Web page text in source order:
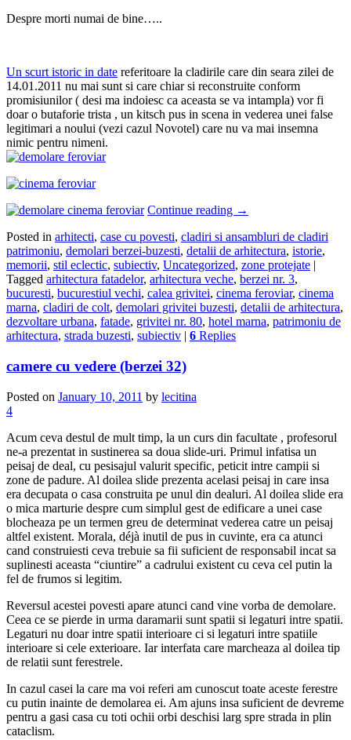
Despre morti numai de bine…..
Un scurt istoric in date referitoare la cladirile care din seara zilei de
14.01.2011 nu mai sunt si care chiar si reconstruite conform
promisiunilor ( desi ma indoiesc ca aceasta se va intampla) vor fi
doar o butaforie trista , un kitsch pus in scena in vederea unei false
legitimari a noului (vezi cazul Novotel) care nu va mai insemna
nimic pentru nimeni.
Continue reading →
Posted in arhitecti, case cu povesti, cladiri si ansambluri de cladiri
patrimoniu, demolari berzei-buzesti, detalii de arhitectura, istorie,
memorii, stil eclectic, subiectiv, Uncategorized, zone protejate |
Tagged arhitectura fatadelor, arhitectura veche, berzei nr. 3,
bucuresti, bucurestiul vechi, calea grivitei, cinema feroviar, cinema
marna, cladiri de colt, demolari grivitei buzesti, detalii de arhitectura,
dezvoltare urbana, fatade, grivitei nr. 80, hotel marna, patrimoniu de
arhitectura, strada buzesti, subiectiv | 6 Replies
camere cu vedere (berzei 32)
Posted on January 10, 2011 by lecitina
4
Acum ceva destul de mult timp, la un curs din facultate , profesorul
ne-a prezentat in sustinerea sa doua slide-uri. Primul infatisa un
peisaj de deal, cu pesisajul valurit specific, peticit intre campii si
zone de padure. Al doilea slide prezenta acelasi peisaj in care insa
era decupata o casa construita pe unul din dealuri. Al doilea slide era
o mica marturie despre cum simplul gest de edificare a unei case
blocheaza pe un termen greu de determinat vederea catre un peisaj
altfel existent. Morala, déjà inutil de pus in cuvinte, era ca atunci
cand construiesti ceva trebuie sa fii suficient de responsabil incat sa
suplinesti aceasta “ciuntire” a cadrului existent cu ceva cel putin la
fel de frumos si legitim.
Reversul acestei povesti apare atunci cand vine vorba de demolare.
Ceea ce se pierde in urma daramarii sunt spatii si legaturi intre spatii.
Legaturi nu doar intre spatii interioare ci si legaturi intre spatiile
interioare si cele exterioare. Iar interfata care marcheaza al doilea tip
de relatii sunt ferestrele.
In cazul casei la care ma voi referi am cunoscut toate aceste ferestre
cu putin inainte de demolarea ei. Am ajuns insa suficient de devreme
pentru a gasi casa cu toti ochii orbi deschisi larg spre strada in plin
cataclism.